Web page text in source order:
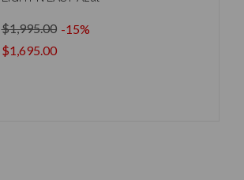
$1,695.00
$1,995.00 -15%